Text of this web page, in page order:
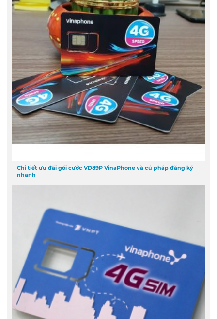
Chi tiết ưu đãi gói cước VD89P VinaPhone và cú pháp đăng ký
nhanh